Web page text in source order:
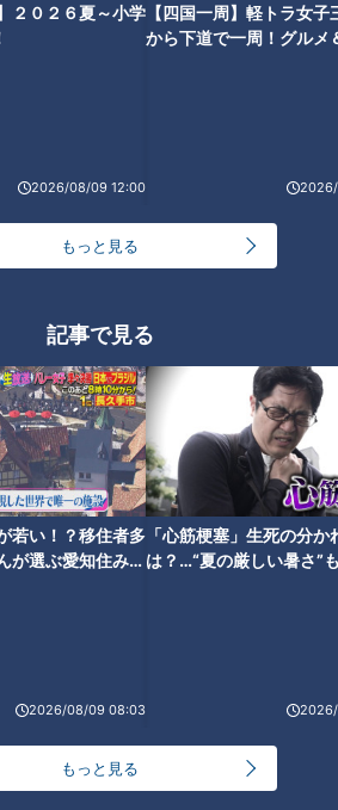
２０２６夏～小学
2026/08/09 12:00
【四国一周】軽トラ女子
から下道で一周！グルメ
もっと見る
記事で見る
若い！？移住者多
が選ぶ愛知住みた
2026/08/09 08:03
「心筋梗塞」生死の分か
は？…“夏の厳しい暑さ”
もっと見る
に奥行きを与える設計になっていま
変わってきてない？
、自身も奥二重であることに触れなが
オレンジは逆に腫れぼったく見えると
色の方がいいという気づきになった」
例に挙げ、一重や奥二重を武器にクー
せる流れもあると語ります。